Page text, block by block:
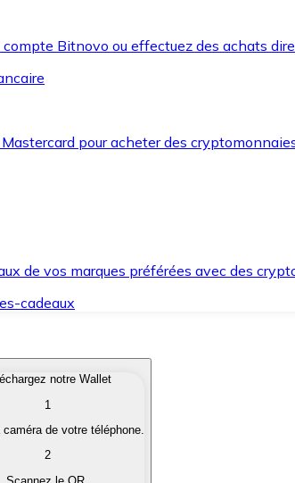
Bitnovo ou effectuez des achats
pour acheter des
de vos marques préférées avec des
cadeaux
qui vous intéressent rapidement et en
en monnaie fiduciaire lorsque vous
notre Wallet
1
de votre téléphone.
2